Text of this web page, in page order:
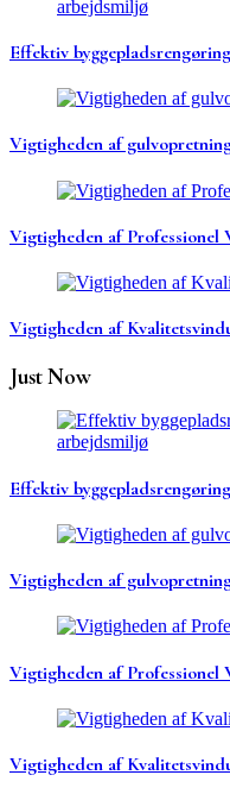
Effektiv
Vigtigheden af
Vigtigheden af Professionel
Vigtigheden af
Just Now
Effektiv
Vigtigheden af
Vigtigheden af Professionel
Vigtigheden af